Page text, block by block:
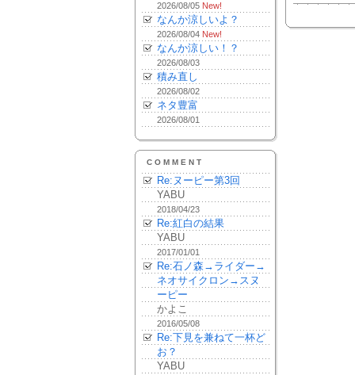
2026/08/05 New!
なんか涼しいよ？
2026/08/04 New!
なんか涼しい！？
2026/08/03
積み直し
2026/08/02
ネタ豊富
2026/08/01
COMMENT
Re:ヌーピー第3回
YABU
2018/04/23
Re:紅白の結果
YABU
2017/01/01
Re:石ノ森→ライダー→
ネオサイクロン→スヌ
ーピー
かよこ
2016/05/08
Re:下見を兼ねて一杯ど
お？
YABU